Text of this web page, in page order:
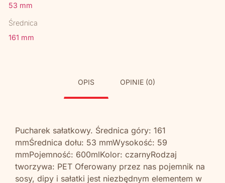
53 mm
Średnica
161 mm
OPIS OPINIE (0)
Pucharek sałatkowy. Średnica góry: 161
mmŚrednica dołu: 53 mmWysokość: 59
mmPojemność: 600mlKolor: czarnyRodzaj
tworzywa: PET Oferowany przez nas pojemnik na
sosy, dipy i sałatki jest niezbędnym elementem w